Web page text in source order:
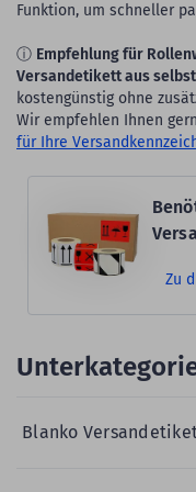
Funktion, um schneller
ⓘ Empfehlung für
Versandetikett aus
kostengünstig ohne
Wir empfehlen Ihnen
für Ihre
Zu
Blanko